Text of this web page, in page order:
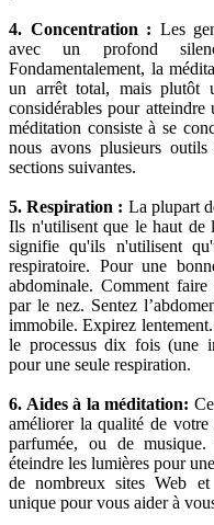
4. Concentration : Les
avec un profond
Fondamentalement, la
un arrêt total, mais plutôt
considérables pour
méditation consiste à se
nous avons plusieurs
sections suivantes.
5. Respiration : La plupart
Ils n'utilisent que le haut de
signifie qu'ils n'utilisent
respiratoire. Pour une
abdominale. Comment
par le nez. Sentez
immobile. Expirez lentement.
le processus dix fois (une
pour une seule respiration.
6. Aides à la méditation:
améliorer la qualité de
parfumée, ou de
éteindre les lumières pour
de nombreux sites Web et
unique pour vous aider à